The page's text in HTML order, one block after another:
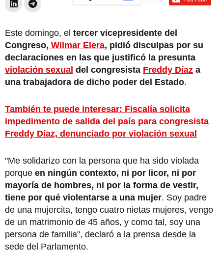
Este domingo, el tercer vicepresidente del
Congreso, Wilmar Elera, pidió disculpas por su
declaraciones en las que justificó la presunta
violación sexual del congresista Freddy Díaz a
una trabajadora de dicho poder del Estado.
También te puede interesar: Fiscalía solicita
impedimento de salida del país para congresista
Freddy Díaz, denunciado por violación sexual
"Me solidarizo con la persona que ha sido violada
porque en ningún contexto, ni por licor, ni por
mayoría de hombres, ni por la forma de vestir,
tiene por qué violentarse a una mujer. Soy padre
de una mujercita, tengo cuatro nietas mujeres, vengo
de un matrimonio de 45 años, y como tal, soy una
persona de familia", declaró a la prensa desde la
sede del Parlamento.